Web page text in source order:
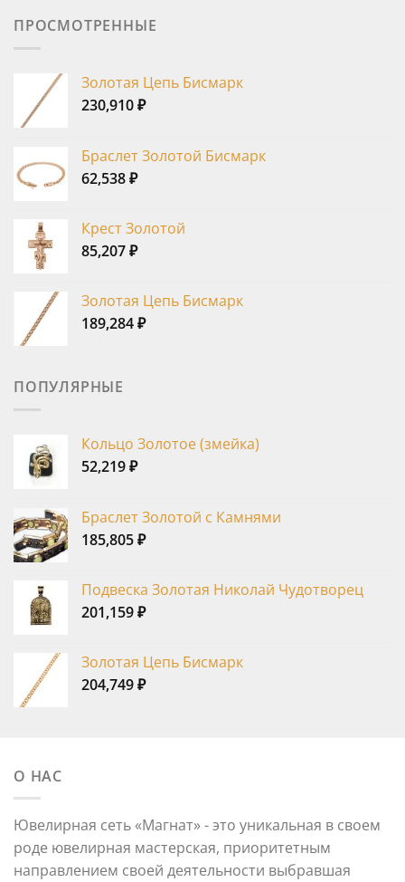
ПРОСМОТРЕННЫЕ
Золотая Цепь Бисмарк
230,910₽
Браслет Золотой Бисмарк
62,538₽
Крест Золотой
85,207₽
Золотая Цепь Бисмарк
189,284₽
ПОПУЛЯРНЫЕ
Кольцо Золотое (змейка)
52,219₽
Браслет Золотой с Камнями
185,805₽
Подвеска Золотая Николай Чудотворец
201,159₽
Золотая Цепь Бисмарк
204,749₽
О НАС
Ювелирная сеть «Магнат» - это уникальная в своем
роде ювелирная мастерская, приоритетным
направлением своей деятельности выбравшая